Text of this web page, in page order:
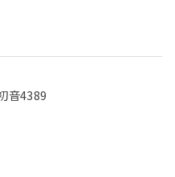
音4389